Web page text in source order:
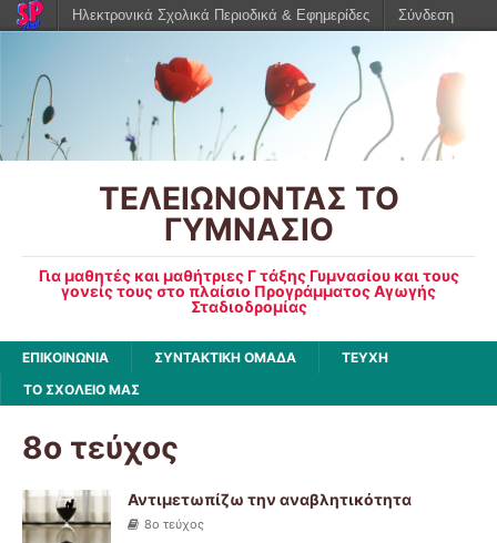
ΤΕΛΕΙΩΝΟΝΤΑΣ ΤΟ
ΓΥΜΝΑΣΙΟ
Για μαθητές και μαθήτριες Γ τάξης Γυμνασίου και τους
γονείς τους στο πλαίσιο Προγράμματος Αγωγής
Σταδιοδρομίας
ΕΠΙΚΟΙΝΩΝΙΑ ΣΥΝΤΑΚΤΙΚΗ ΟΜΑΔΑ
ΤΕΥΧΗ
ΤΟ ΣΧΟΛΕΙΟ ΜΑΣ
8ο τεύχος
Αντιμετωπίζω την αναβλητικότητα
8ο τεύχος
Ηλεκτρονικά Σχολικά Περιοδικά & Εφημερίδες Σύνδεση